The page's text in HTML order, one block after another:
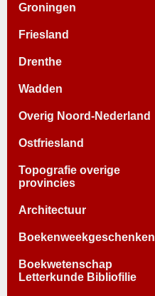
Groningen
Friesland
Drenthe
Wadden
Overig Noord-Nederland
Ostfriesland
Topografie overige
provincies
Architectuur
Boekenweekgeschenken
Boekwetenschap
Letterkunde Bibliofilie